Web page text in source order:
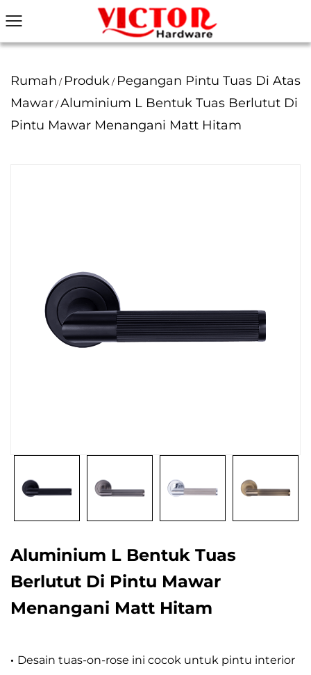
Rumah / Produk / Pegangan Pintu Tuas Di Atas
Mawar /Aluminium L Bentuk Tuas Berlutut Di
Pintu Mawar Menangani Matt Hitam
Aluminium L Bentuk Tuas
Berlutut Di Pintu Mawar
Menangani Matt Hitam
· Desain tuas-on-rose ini cocok untuk pintu interior